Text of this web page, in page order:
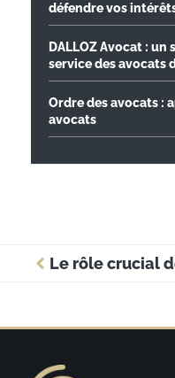
défendre vos
DALLOZ Avocat :
service des avocats
Ordre des avocats :
avocats